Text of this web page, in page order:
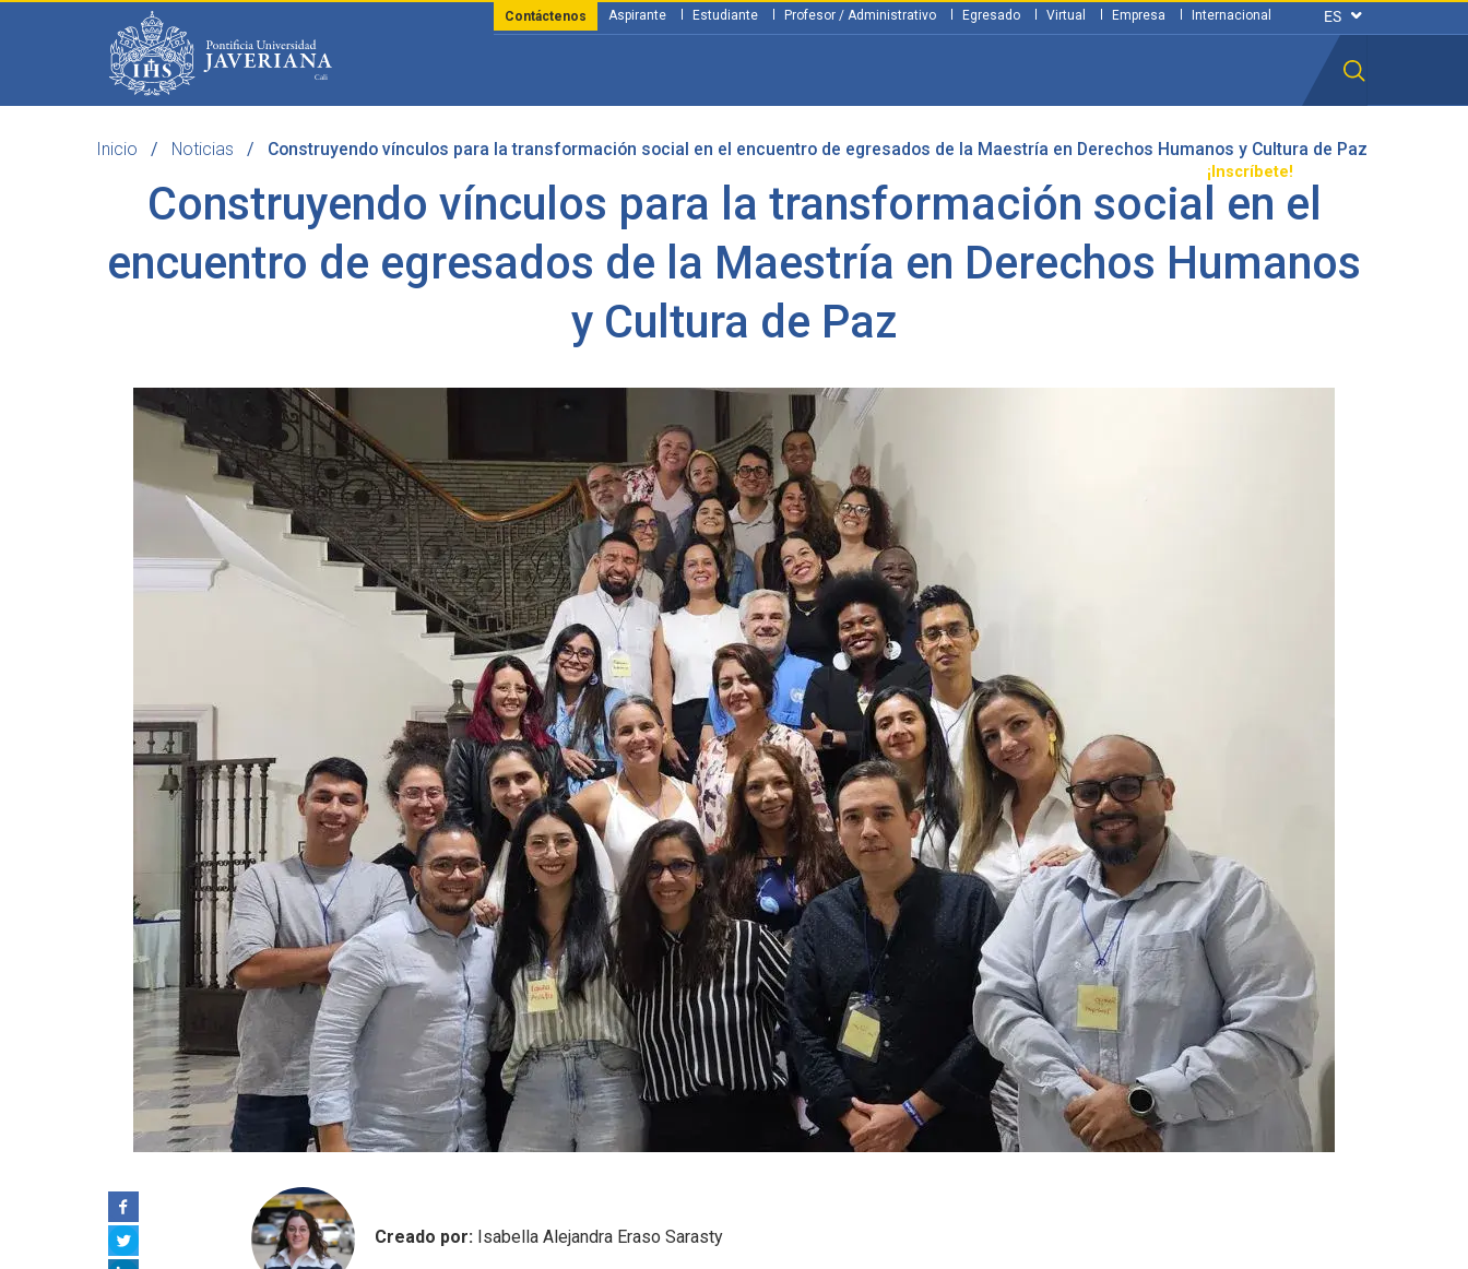
¡Inscríbete!
Aspirante Estudiante Profesor / Administrativo Egresado Virtual Empresa Internacional
Contáctenos
Inicio Noticias Construyendo vínculos para la transformación social en el encuentro de egresados de la Maestría en Derechos Humanos y Cultura de Paz
Construyendo vínculos para la transformación social en el
encuentro de egresados de la Maestría en Derechos Humanos
y Cultura de Paz
Creado por: Isabella Alejandra Eraso Sarasty